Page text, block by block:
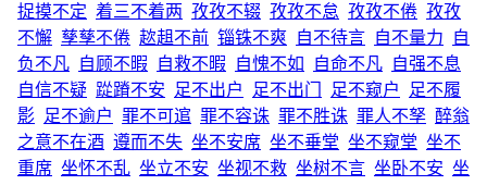
捉摸不定 着三不着两 孜孜不辍 孜孜不怠 孜孜不倦 孜孜
不懈 孳孳不倦 趑趄不前 锱铢不爽 自不待言 自不量力
自
负不凡 自顾不暇 自救不暇 自愧不如 自命不凡 自强不息
自信不疑 踨蹐不安 足不出户 足不出门 足不窥户
足不履
影 足不逾户 罪不可逭 罪不容诛 罪不胜诛 罪人不孥 醉翁
之意不在酒 遵而不失 坐不安席 坐不垂堂 坐不窥堂 坐不
重席 坐怀不乱 坐立不安 坐视不救 坐树不言 坐卧不安 坐